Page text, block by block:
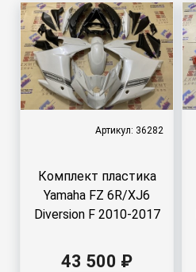
Артикул: 36282
Комплект пластика
Yamaha FZ 6R/XJ6
Diversion F 2010-2017
43 500 ₽